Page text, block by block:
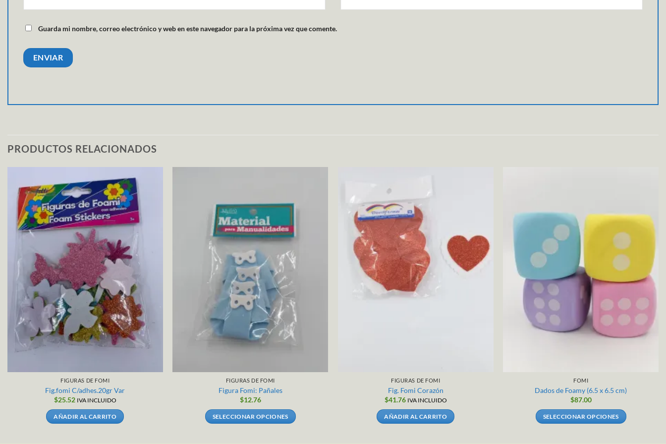
Guarda mi nombre, correo electrónico y web en este navegador para la próxima vez que comente.
PRODUCTOS RELACIONADOS
FIGURAS DE FOMI
Fig.fomi C/adhes.20gr Var
$25.52 IVA INCLUIDO
AÑADIR AL CARRITO
FIGURAS DE FOMI
Figura Fomi: Pañales
$12.76
SELECCIONAR OPCIONES
FIGURAS DE FOMI
Fig. Fomi Corazón
$41.76 IVA INCLUIDO
AÑADIR AL CARRITO
FOMI
Dados de Foamy (6.5 x 6.5 cm)
$87.00
SELECCIONAR OPCIONES